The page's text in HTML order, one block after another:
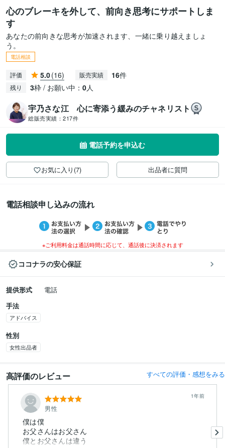
心のブレーキを外して、前向き思考にサポートしま
す
あなたの前向きな思考が加速されます、一緒に乗り越えましょ
う。
電話相談
評価 5.0(16) 販売実績 16件
残り 3枠 / お願い中： 0人
宇乃さな江 心に寄添う緩みのチャネリスト
総販売実績： 217件
電話予約を申込む
お気に入り(7) 出品者に質問
電話相談申し込みの流れ
※ご利用料金は通話時間に応じて、通話後に決済されます
ココナラの安心保証
提供形式
電話
手法
アドバイス
性別
女性出品者
高評価のレビュー すべての評価・感想をみる
男性
1年前
僕は僕
お父さんはお父さん
僕とお父さんは違う